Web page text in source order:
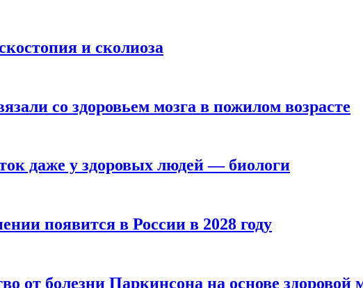
и сколиоза
со здоровьем мозга в пожилом возрасте
даже у здоровых людей — биологи
появится в России в 2028 году
от болезни Паркинсона на основе здоровой